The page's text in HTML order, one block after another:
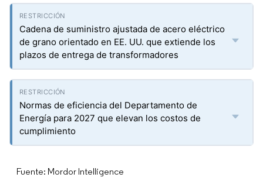
Cadena de suministro ajustada de acero eléctrico
de grano orientado en EE. UU. que extiende los
plazos de entrega de transformadores
Normas de eficiencia del Departamento de
Energía para 2027 que elevan los costos de
cumplimiento
Fuente: Mordor Intelligence